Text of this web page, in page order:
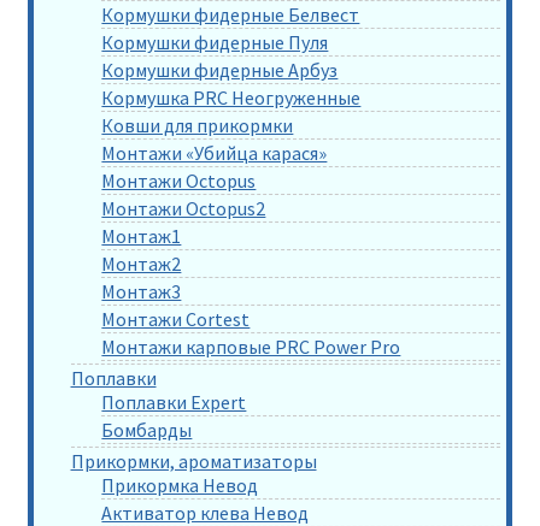
Кормушки фидерные Белвест
Кормушки фидерные Пуля
Кормушки фидерные Арбуз
Кормушка PRC Неогруженные
Ковши для прикормки
Монтажи «Убийца карася»
Монтажи Octopus
Монтажи Octopus2
Монтаж1
Монтаж2
Монтаж3
Монтажи Cortest
Монтажи карповые PRC Power Pro
Поплавки
Поплавки Expert
Бомбарды
Прикормки, ароматизаторы
Прикормка Невод
Активатор клева Невод